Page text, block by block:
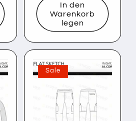
In den
Warenkorb
legen
Sale